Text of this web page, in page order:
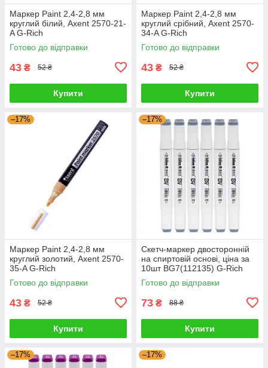
Маркер Paint 2,4-2,8 мм
круглий білий, Axent 2570-21-
A G-Rich
Готово до відправки
43 ₴ 52 ₴
Купити
Маркер Paint 2,4-2,8 мм
круглий срібний, Axent 2570-
34-A G-Rich
Готово до відправки
43 ₴ 52 ₴
Купити
–17%
Маркер Paint 2,4-2,8 мм
круглий золотий, Axent 2570-
35-A G-Rich
Готово до відправки
43 ₴ 52 ₴
Купити
–17%
Скетч-маркер двосторонній
на спиртовій основі, ціна за
10шт BG7(112135) G-Rich
Готово до відправки
73 ₴ 88 ₴
Купити
–17% –17%